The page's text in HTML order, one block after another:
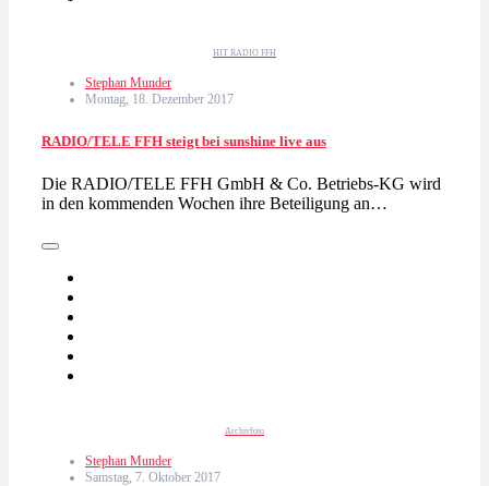
HIT RADIO FFH
Stephan Munder
Montag, 18. Dezember 2017
RADIO/TELE FFH steigt bei sunshine live aus
Die RADIO/TELE FFH GmbH & Co. Betriebs-KG wird
in den kommenden Wochen ihre Beteiligung an…
Archivfoto
Stephan Munder
Samstag, 7. Oktober 2017